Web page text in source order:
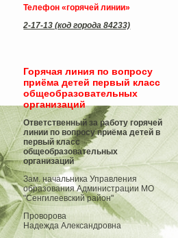
Телефон «горячей линии»
2-17-13 (код города 84233)
Горячая линия по вопросу
приёма детей первый класс
общеобразовательных
организаций
Ответственный за работу горячей
линии по вопросу приёма детей в
первый класс
общеобразовательных
организаций
Зам. начальника Управления
образования Администрации МО
"Сенгилеевский район"
Проворова
Надежда Александровна